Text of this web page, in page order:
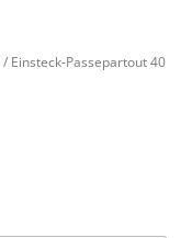
/ Einsteck-Passepartout 40